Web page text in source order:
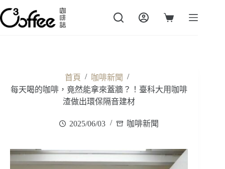
跳
至
主
購
首頁 / 咖啡新聞 /
每天喝的咖啡，竟然能拿來蓋牆？！臺科大用咖啡
渣做出環保隔音建材
2025/06/03 咖啡新聞